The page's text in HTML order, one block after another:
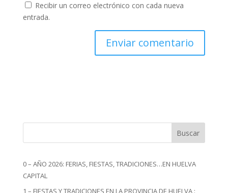
Recibir un correo electrónico con cada nueva
entrada.
Buscar
0 – AÑO 2026: FERIAS, FIESTAS, TRADICIONES…EN HUELVA
CAPITAL
1 – FIESTAS Y TRADICIONES EN LA PROVINCIA DE HUELVA :